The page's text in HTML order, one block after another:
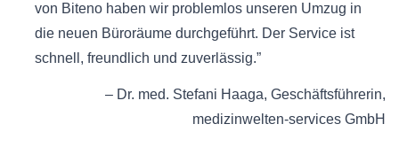
von Biteno haben wir problemlos unseren Umzug in
die neuen Büroräume durchgeführt. Der Service ist
schnell, freundlich und zuverlässig.
Dr. med. Stefani Haaga Geschäftsführerin
medizinwelten-services GmbH